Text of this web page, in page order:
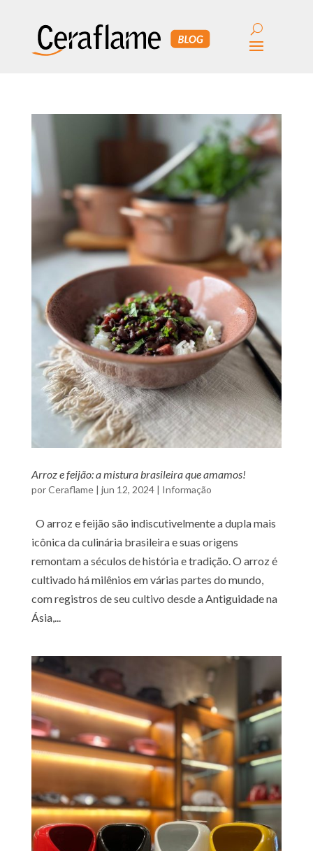
Arroz e feijão: a mistura brasileira que amamos!
porCeraflame| jun 12, 2024| Informação
O arroz e feijão são indiscutivelmente a dupla mais
icônica da culinária brasileira e suas origens
remontam a séculos de história e tradição. O arroz é
cultivado há milênios em várias partes do mundo,
com registros de seu cultivo desde a Antiguidade na
Ásia,...